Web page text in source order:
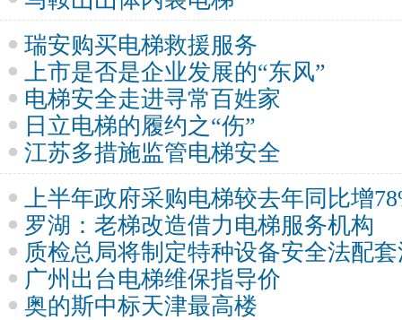
瑞安购买电梯救援服务
上市是否是企业发展的“东风”
电梯安全走进寻常百姓家
日立电梯的履约之“伤”
江苏多措施监管电梯安全
上半年政府采购电梯较去年同比增
罗湖：老梯改造借力电梯服务机构
质检总局将制定特种设备安全法配
广州出台电梯维保指导价
奥的斯中标天津最高楼